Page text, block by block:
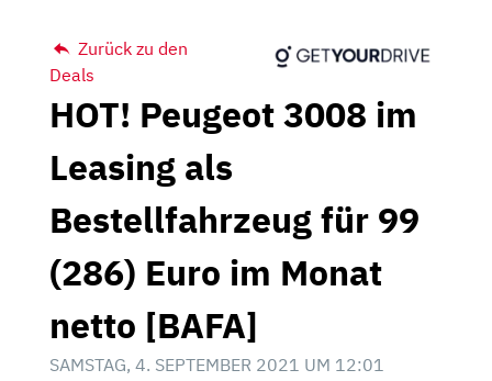
Zurück zu den
Deals
HOT! Peugeot 3008 im
Leasing als
Bestellfahrzeug für 99
(286) Euro im Monat
netto [BAFA]
SAMSTAG, 4. SEPTEMBER 2021 UM 12:01